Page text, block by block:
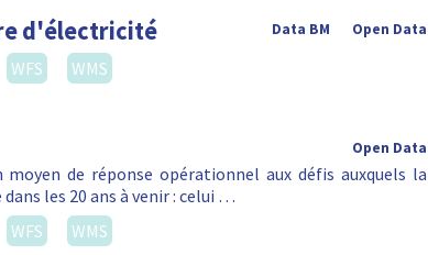
d'électricité Open Data
Data BM
WFS WMS
Open Data
de réponse opérationnel aux défis auxquels la
les 20 ans à venir : celui …
WFS WMS